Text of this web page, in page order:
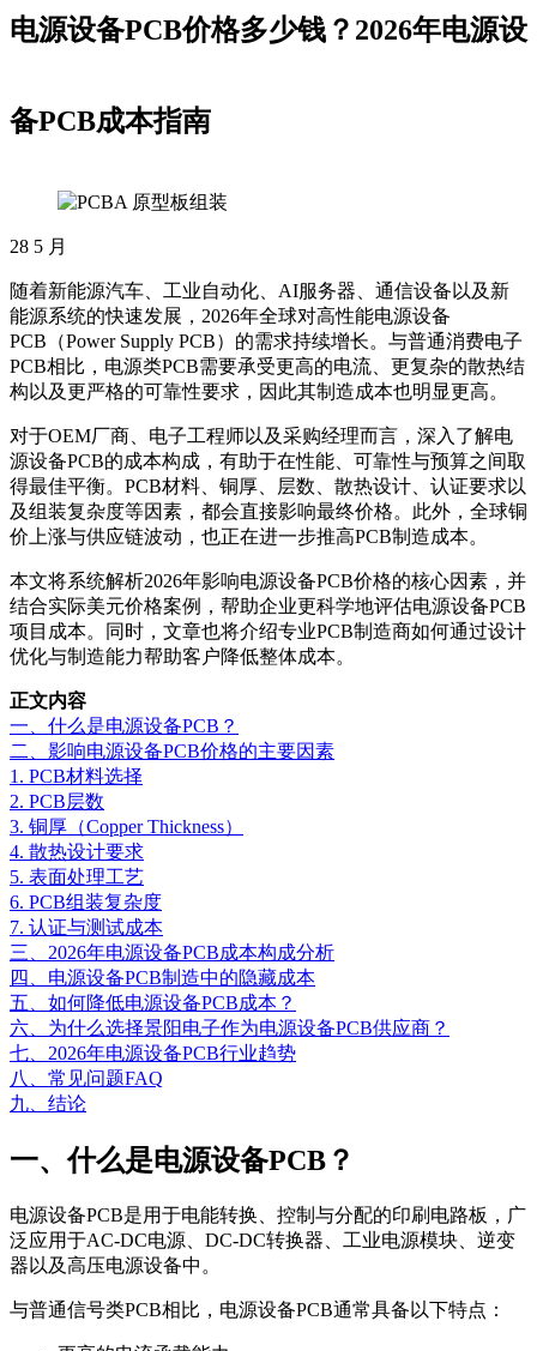
电源设备PCB价格多少钱？2026年电源设
备PCB成本指南
28 5 月
随着新能源汽车、工业自动化、AI服务器、通信设备以及新
能源系统的快速发展，2026年全球对高性能电源设备
PCB（Power Supply PCB）的需求持续增长。与普通消费电子
PCB相比，电源类PCB需要承受更高的电流、更复杂的散热结
构以及更严格的可靠性要求，因此其制造成本也明显更高。
对于OEM厂商、电子工程师以及采购经理而言，深入了解电
源设备PCB的成本构成，有助于在性能、可靠性与预算之间取
得最佳平衡。PCB材料、铜厚、层数、散热设计、认证要求以
及组装复杂度等因素，都会直接影响最终价格。此外，全球铜
价上涨与供应链波动，也正在进一步推高PCB制造成本。
本文将系统解析2026年影响电源设备PCB价格的核心因素，并
结合实际美元价格案例，帮助企业更科学地评估电源设备PCB
项目成本。同时，文章也将介绍专业PCB制造商如何通过设计
优化与制造能力帮助客户降低整体成本。
正文内容
一、什么是电源设备PCB？
二、影响电源设备PCB价格的主要因素
1. PCB材料选择
2. PCB层数
3. 铜厚（Copper Thickness）
4. 散热设计要求
5. 表面处理工艺
6. PCB组装复杂度
7. 认证与测试成本
三、2026年电源设备PCB成本构成分析
四、电源设备PCB制造中的隐藏成本
五、如何降低电源设备PCB成本？
六、为什么选择景阳电子作为电源设备PCB供应商？
七、2026年电源设备PCB行业趋势
八、常见问题FAQ
九、结论
一、什么是电源设备PCB？
电源设备PCB是用于电能转换、控制与分配的印刷电路板，广
泛应用于AC-DC电源、DC-DC转换器、工业电源模块、逆变
器以及高压电源设备中。
与普通信号类PCB相比，电源设备PCB通常具备以下特点：